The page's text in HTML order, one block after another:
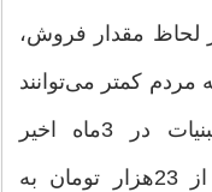
لحاظ مقدار فروش،
کمتر می‌توانند
لبنیات بخرند. قیمت مواداولیه لبنیات در 3‌ماه اخیر
70درصد گران شده و شیر خام از 23هزار تومان به